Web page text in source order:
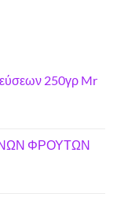
250γρ Mr
ΦΡΟΥΤΩΝ